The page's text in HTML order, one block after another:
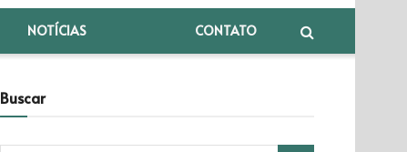
NOTÍCIAS CONTATO
Buscar